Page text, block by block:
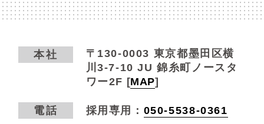
本社 〒130-0003 東京都墨田区横
川3-7-10 JU 錦糸町ノースタ
ワー2F [MAP]
電話 採用専用： 050-5538-0361